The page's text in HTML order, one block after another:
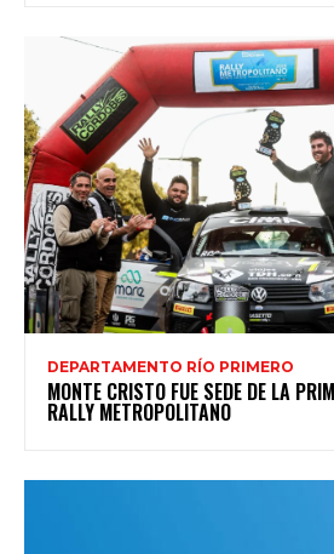
DEPARTAMENTO RÍO PRIMERO
MONTE CRISTO FUE SEDE DE LA
RALLY METROPOLITANO